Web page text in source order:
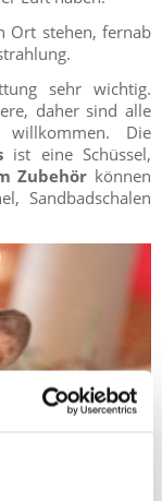
Ort stehen, fernab
sehr wichtig.
daher sind alle
willkommen. Die
ist eine Schüssel,
Zubehör können
Sandbadschalen